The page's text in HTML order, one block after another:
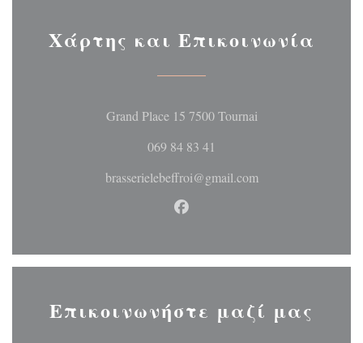
Χάρτης και Επικοινωνία
Grand Place 15 7500 Tournai((ανοίγει σε νέο
069 84 83 41
brasserielebeffroi@gmail.com
Facebook ((ανοίγει σε νέο
Επικοινωνήστε μαζί μας